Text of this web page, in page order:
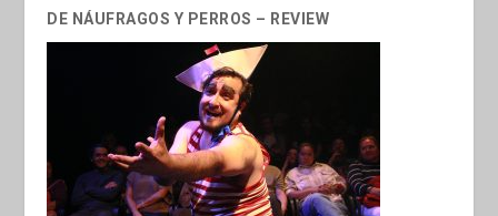
DE NÁUFRAGOS Y PERROS – REVIEW